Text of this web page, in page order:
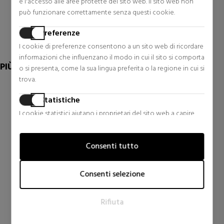
può funzionare correttamente senza questi cookie.
Preferenze
I cookie di preferenze consentono a un sito web di ricordare
informazioni che influenzano il modo in cui il sito si comporta
o si presenta, come la sua lingua preferita o la regione in cui si
trova.
Statistiche
I cookie statistici aiutano i proprietari del sito web a capire
trasmettendo informazioni in forma anonima.
I cookie per il marketing vengono utilizzati per tracciare i
pertinenti e coinvolgenti per il singolo utente e quindi quelli
di maggior valore per gli editori e gli inserzionisti terzi.
Consenti tutto
Consenti selezione
Rifiuta
71,00 €
0 riesami
PIÙ DI PANDORA